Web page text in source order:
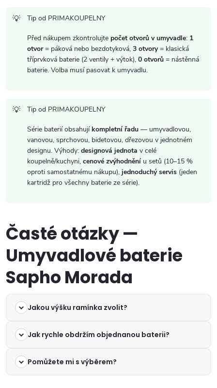
Tip od PRIMAKOUPELNY
Před nákupem zkontrolujte počet otvorů v umyvadle: 1
otvor= páková nebo bezdotyková, 3 otvory= klasická
tříprvková baterie (2 ventily + výtok), 0 otvorů = nástěnná
baterie. Volba musí pasovat k umyvadlu.
Tip od PRIMAKOUPELNY
Série baterií obsahují kompletní řadu — umyvadlovou,
vanovou, sprchovou, bidetovou, dřezovou v jednotném
designu. Výhody: designová jednota v celé
koupelně/kuchyni, cenové zvýhodnění u setů (10–15 %
oproti samostatnému nákupu), jednoduchý servis (jeden
kartridž pro všechny baterie ze série).
Časté otázky —
Umyvadlové baterie
Sapho Morada
Jakou výšku ramínka zvolit?
Jak rychle obdržím objednanou baterii?
Pomůžete mi s výběrem?